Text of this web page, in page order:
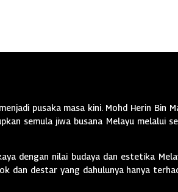
pusaka masa kini. Mohd Herin Bin
semula jiwa busana Melayu melalui
dengan nilai budaya dan estetika
dan destar yang dahulunya hanya